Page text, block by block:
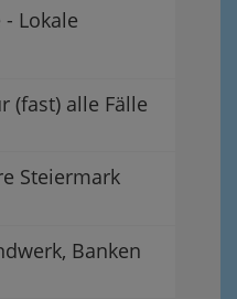
Lokale
(fast) alle Fälle
Steiermark
Banken